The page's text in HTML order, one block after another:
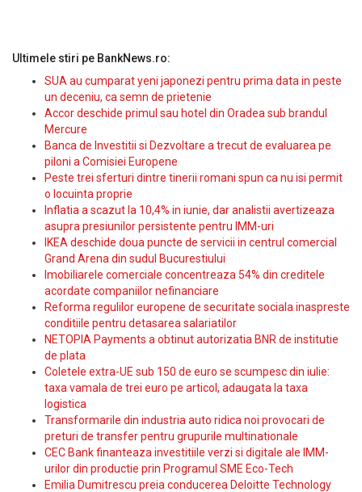
Ultimele stiri pe BankNews.ro:
SUA au cumparat yeni japonezi pentru prima data in peste
un deceniu, ca semn de prietenie
Accor deschide primul sau hotel din Oradea sub brandul
Mercure
Banca de Investitii si Dezvoltare a trecut de evaluarea pe
piloni a Comisiei Europene
Peste trei sferturi dintre tinerii romani spun ca nu isi permit
o locuinta proprie
Inflatia a scazut la 10,4% in iunie, dar analistii avertizeaza
asupra presiunilor persistente pentru IMM-uri
IKEA deschide doua puncte de servicii in centrul comercial
Grand Arena din sudul Bucurestiului
Imobiliarele comerciale concentreaza 54% din creditele
acordate companiilor nefinanciare
Reforma regulilor europene de securitate sociala inaspreste
conditiile pentru detasarea salariatilor
NETOPIA Payments a obtinut autorizatia BNR de institutie
de plata
Coletele extra-UE sub 150 de euro se scumpesc din iulie:
taxa vamala de trei euro pe articol, adaugata la taxa
logistica
Transformarile din industria auto ridica noi provocari de
preturi de transfer pentru grupurile multinationale
CEC Bank finanteaza investitiile verzi si digitale ale IMM-
urilor din productie prin Programul SME Eco-Tech
Emilia Dumitrescu preia conducerea Deloitte Technology